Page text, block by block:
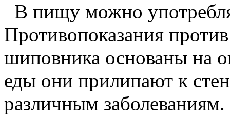
В пищу можно
Противопоказания
шиповника основаны на
еды они прилипают к
различным заболеваниям.